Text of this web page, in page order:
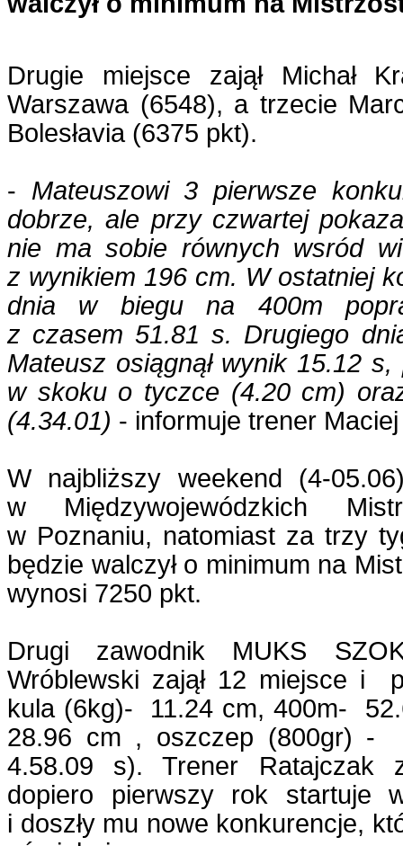
Drugie miejsce zajął Michał
Warszawa (6548), a trzecie
Bolesłavia (6375 pkt).
- Mateuszowi 3 pierwsze
dobrze, ale przy czwartej
nie ma sobie równych wsród
z wynikiem 196 cm. W ostatniej
dnia w biegu na 400m
z czasem 51.81 s. Drugiego
Mateusz osiągnął wynik 15.12 s,
w skoku o tyczce (4.20 cm)
(4.34.01) - informuje trener
W najbliższy weekend (4-
w Międzywojewódzkich
w Poznaniu, natomiast za trzy
będzie walczył o minimum na
wynosi 7250 pkt.
Drugi zawodnik MUKS
Wróblewski zajął 12 miejsce i
kula (6kg)- 11.24 cm, 400m-
28.96 cm , oszczep (800gr) -
4.58.09 s). Trener Ratajczak
dopiero pierwszy rok startuje
i doszły mu nowe konkurencje,